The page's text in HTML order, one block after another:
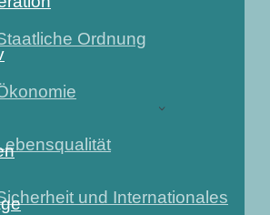
Ordnung
und Internationales